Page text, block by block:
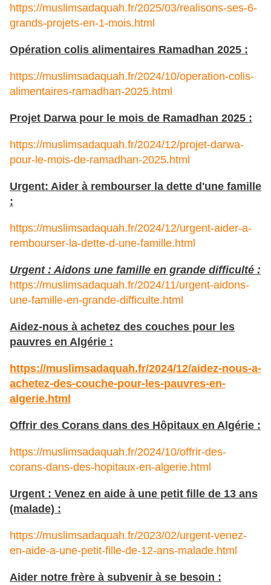
https://muslimsadaquah.fr/2025/03/realisons-ses-6-
grands-projets-en-1-mois.html
Opération colis alimentaires Ramadhan 2025 :
https://muslimsadaquah.fr/2024/10/operation-colis-
alimentaires-ramadhan-2025.html
Projet Darwa pour le mois de Ramadhan 2025 :
https://muslimsadaquah.fr/2024/12/projet-darwa-
pour-le-mois-de-ramadhan-2025.html
Urgent: Aider à rembourser la dette d'une famille
:
https://muslimsadaquah.fr/2024/12/urgent-aider-a-
rembourser-la-dette-d-une-famille.html
Urgent : Aidons une famille en grande difficulté :
https://muslimsadaquah.fr/2024/11/urgent-aidons-
une-famille-en-grande-difficulte.html
Aidez-nous à achetez des couches pour les
pauvres en Algérie :
https://muslimsadaquah.fr/2024/12/aidez-nous-a-
achetez-des-couche-pour-les-pauvres-en-
algerie.html
Offrir des Corans dans des Hôpitaux en Algérie :
https://muslimsadaquah.fr/2024/10/offrir-des-
corans-dans-des-hopitaux-en-algerie.html
Urgent : Venez en aide à une petit fille de 13 ans
(malade) :
https://muslimsadaquah.fr/2023/02/urgent-venez-
en-aide-a-une-petit-fille-de-12-ans-malade.html
Aider notre frère à subvenir à se besoin :